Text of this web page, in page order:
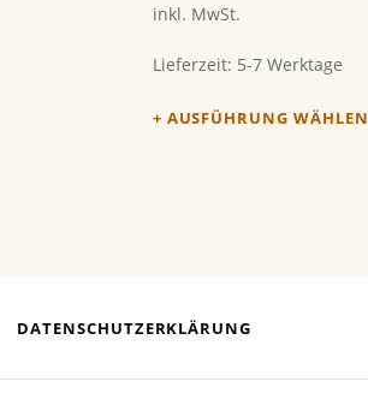
inkl. MwSt.
Lieferzeit: 5-7 Werktage
AUSFÜHRUNG WÄHLEN
DATENSCHUTZERKLÄRUNG